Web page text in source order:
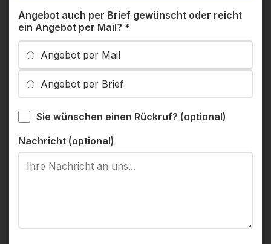
Angebot auch per Brief gewünscht oder reicht
ein Angebot per Mail? *
Angebot per Mail
Angebot per Brief
Sie wünschen einen Rückruf? (optional)
Nachricht (optional)